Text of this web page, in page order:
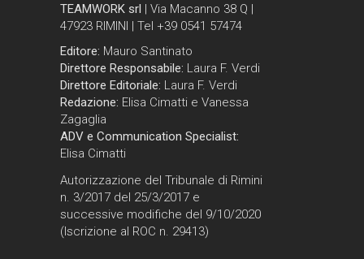
TEAMWORK srl | Via Macanno 38 Q |
47923 RIMINI | Tel +39 0541 57474
Editore: Mauro Santinato
Direttore Responsabile: Laura F. Verdi
Direttore Editoriale: Laura F. Verdi
Redazione: Elisa Cimatti e Vanessa
Zagaglia
ADV e Communication Specialist:
Elisa Cimatti
Autorizzazione del Tribunale di Rimini
n. 3/2017 del 25/3/2017 e
successive modifiche del 9/10/2020
(Iscrizione al ROC n. 29413)